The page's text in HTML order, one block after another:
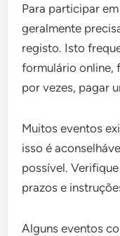
Para participar
geralmente
registo. Isto
formulário online,
por vezes, pagar
Muitos eventos
isso é
possível.
prazos e
Alguns eventos